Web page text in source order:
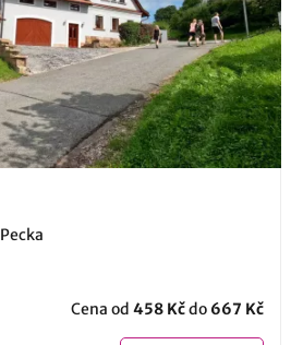
Pecka
Cena od 458 Kčdo 667 Kč